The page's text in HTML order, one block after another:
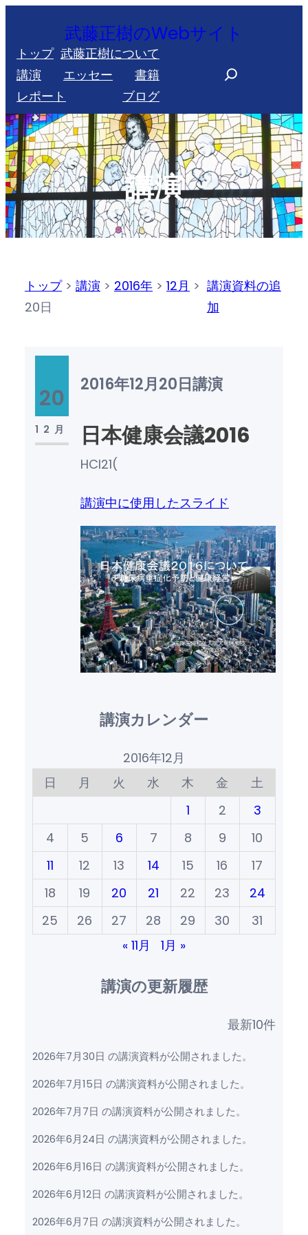
を
ス
キ
ッ
プ
武藤正樹のWebサイト
トップ 武藤正樹について
講演
エッセー
書籍
レポート
ブログ
r
c
h
講演
トップ> 講演 > 2016年 > 12月 >
20日
講演資料の追
加
20
12月
2016年12月20日講演
日本健康会議2016
HCI21(
講演中に使用したスライド
講演カレンダー
2016年12月
日
月 火 水 木 金
土
1
2
3
4
5 6 7 8 9
10
11
12 13 14 15 16
17
18
19 20 21 22 23
24
25
26 27 28 29 30
31
« 11月
1月 »
講演の更新履歴
最新10件
2026年7月30日 の講演資料が公開されました。
2026年7月15日 の講演資料が公開されました。
2026年7月7日 の講演資料が公開されました。
2026年6月24日 の講演資料が公開されました。
2026年6月16日 の講演資料が公開されました。
2026年6月12日 の講演資料が公開されました。
2026年6月7日 の講演資料が公開されました。